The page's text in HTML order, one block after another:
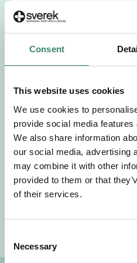
Consent
This website uses cookies
We use cookies to
provide social media
We also share information
our social media, advertising
may combine it with other
provided to them or that
of their services.
Necessary
Förnamn
Efternamn
Välj önskat
Välj önskad
+46
E-post